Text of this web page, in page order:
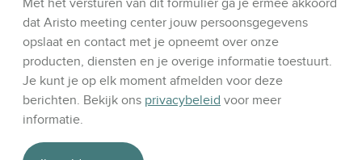
i
n
Met het versturen van dit formulier ga je ermee akkoord
dat Aristo meeting center jouw persoonsgegevens
opslaat en contact met je opneemt over onze
producten, diensten en je overige informatie toestuurt.
Je kunt je op elk moment afmelden voor deze
berichten. Bekijk ons privacybeleid voor meer
informatie.